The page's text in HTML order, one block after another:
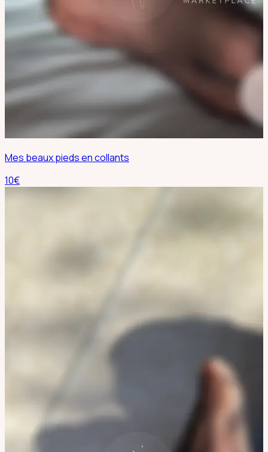
Mes beaux pieds en collants
10€